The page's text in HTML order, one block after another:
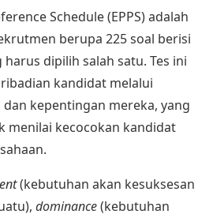
Schedule (EPPS) adalah
berupa 225 soal berisi
dipilih salah satu. Tes ini
kandidat melalui
kepentingan mereka, yang
menilai kecocokan kandidat
(kebutuhan akan kesuksesan
dominance(kebutuhan